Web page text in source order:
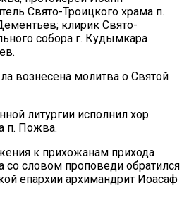
Свято-Троицкого храма п.
клирик Свято-
собора г. Кудымкара
вознесена молитва о Святой
литургии исполнил хор
п. Пожва.
к прихожанам прихода
со словом проповеди обратился
епархии архимандрит Иоасаф